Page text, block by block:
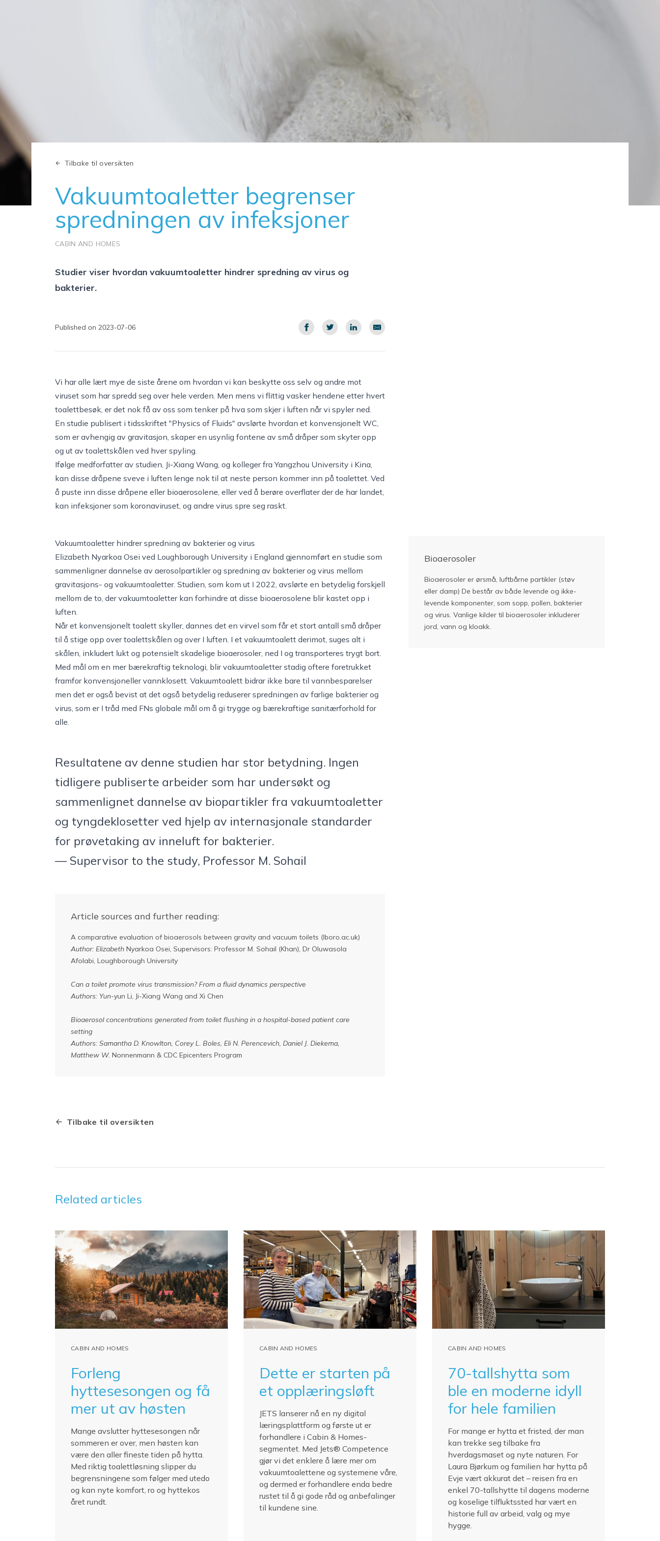
Tilbake til oversikten
Vakuumtoaletter begrenser
spredningen av infeksjoner
CABIN AND HOMES
Studier viser hvordan vakuumtoaletter hindrer spredning av virus og
bakterier.
Published on 2023-07-06
Vi har alle lært mye de siste årene om hvordan vi kan beskytte oss selv og andre mot
viruset som har spredd seg over hele verden. Men mens vi flittig vasker hendene etter hvert
toalettbesøk, er det nok få av oss som tenker på hva som skjer i luften når vi spyler ned.
En studie publisert i tidsskriftet "Physics of Fluids" avslørte hvordan et konvensjonelt WC,
som er avhengig av gravitasjon, skaper en usynlig fontene av små dråper som skyter opp
og ut av toalettskålen ved hver spyling.
Ifølge medforfatter av studien, Ji-Xiang Wang, og kolleger fra Yangzhou University i Kina,
kan disse dråpene sveve i luften lenge nok til at neste person kommer inn på toalettet. Ved
å puste inn disse dråpene eller bioaerosolene, eller ved å berøre overflater der de har landet,
kan infeksjoner som koronaviruset, og andre virus spre seg raskt.
Bioaerosoler
Bioaerosoler er ørsmå, luftbårne partikler (støv
eller damp) De består av både levende og ikke-
levende komponenter, som sopp, pollen, bakterier
og virus. Vanlige kilder til bioaerosoler inkluderer
jord, vann og kloakk.
Vakuumtoaletter hindrer spredning av bakterier og virus
Elizabeth Nyarkoa Osei ved Loughborough University i England gjennomført en studie som
sammenligner dannelse av aerosolpartikler og spredning av bakterier og virus mellom
gravitasjons- og vakuumtoaletter. Studien, som kom ut I 2022, avslørte en betydelig forskjell
mellom de to, der vakuumtoaletter kan forhindre at disse bioaerosolene blir kastet opp i
luften.
Når et konvensjonelt toalett skyller, dannes det en virvel som får et stort antall små dråper
til å stige opp over toalettskålen og over I luften. I et vakuumtoalett derimot, suges alt i
skålen, inkludert lukt og potensielt skadelige bioaerosoler, ned I og transporteres trygt bort.
Med mål om en mer bærekraftig teknologi, blir vakuumtoaletter stadig oftere foretrukket
framfor konvensjoneller vannklosett. Vakuumtoalett bidrar ikke bare til vannbesparelser
men det er også bevist at det også betydelig reduserer spredningen av farlige bakterier og
virus, som er I tråd med FNs globale mål om å gi trygge og bærekraftige sanitærforhold for
alle.
Resultatene av denne studien har stor betydning. Ingen
tidligere publiserte arbeider som har undersøkt og
sammenlignet dannelse av biopartikler fra vakuumtoaletter
og tyngdeklosetter ved hjelp av internasjonale standarder
for prøvetaking av inneluft for bakterier.
— Supervisor to the study, Professor M. Sohail
Article sources and further reading:
A comparative evaluation of bioaerosols between gravity and vacuum toilets (lboro.ac.uk)
Author: Elizabeth Nyarkoa Osei, Supervisors: Professor M. Sohail (Khan), Dr Oluwasola
Afolabi, Loughborough University
Can a toilet promote virus transmission? From a fluid dynamics perspective
Authors: Yun-yun Li, Ji-Xiang Wang and Xi Chen
Bioaerosol concentrations generated from toilet flushing in a hospital-based patient care
setting
Authors: Samantha D. Knowlton, Corey L. Boles, Eli N. Perencevich, Daniel J. Diekema,
Matthew W. Nonnenmann & CDC Epicenters Program
Tilbake til oversikten
Related articles
CABIN AND HOMES
Forleng
hyttesesongen og få
mer ut av høsten
Mange avslutter hyttesesongen når
sommeren er over, men høsten kan
være den aller fineste tiden på hytta.
Med riktig toalettløsning slipper du
begrensningene som følger med utedo
og kan nyte komfort, ro og hyttekos
året rundt.
CABIN AND HOMES
Dette er starten på
et opplæringsløft
JETS lanserer nå en ny digital
læringsplattform og første ut er
forhandlere i Cabin & Homes-
segmentet. Med Jets® Competence
gjør vi det enklere å lære mer om
vakuumtoalettene og systemene våre,
og dermed er forhandlere enda bedre
rustet til å gi gode råd og anbefalinger
til kundene sine.
CABIN AND HOMES
70-tallshytta som
ble en moderne idyll
for hele familien
For mange er hytta et fristed, der man
kan trekke seg tilbake fra
hverdagsmaset og nyte naturen. For
Laura Bjørkum og familien har hytta på
Evje vært akkurat det – reisen fra en
enkel 70-tallshytte til dagens moderne
og koselige tilfluktssted har vært en
historie full av arbeid, valg og mye
hygge.